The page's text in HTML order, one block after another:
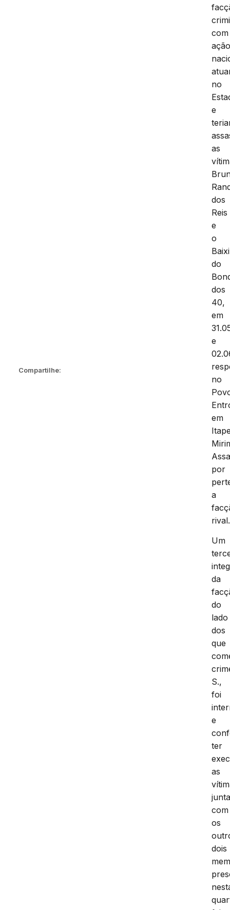
Compartilhe:
com
no
e
as
dos
Reis
e
o
do
dos
40,
em
e
no
em
por
a
rival.
Um
da
do
lado
dos
que
S.,
foi
e
ter
as
com
os
dois